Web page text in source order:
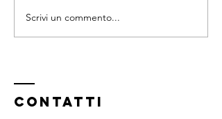
Quando e
come
Scrivi un commento...
CONTATTI